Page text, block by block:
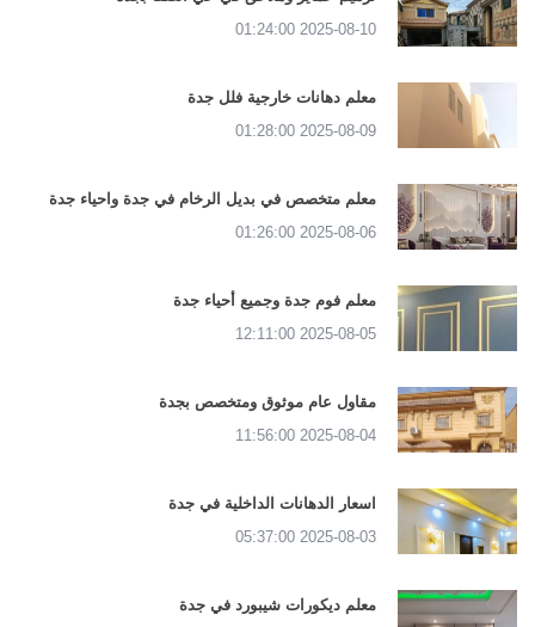
2025-08-10 01:24:00
معلم دهانات خارجية فلل جدة
2025-08-09 01:28:00
معلم متخصص في بديل الرخام في جدة واحياء جدة
2025-08-06 01:26:00
معلم فوم جدة وجميع أحياء جدة
2025-08-05 12:11:00
مقاول عام موثوق ومتخصص بجدة
2025-08-04 11:56:00
اسعار الدهانات الداخلية في جدة
2025-08-03 05:37:00
معلم ديكورات شيبورد في جدة